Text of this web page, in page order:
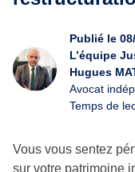
Publié le
L’équipe
Hugues
Avocat
Temps de
Vous vous sentez
sur votre patrimoine